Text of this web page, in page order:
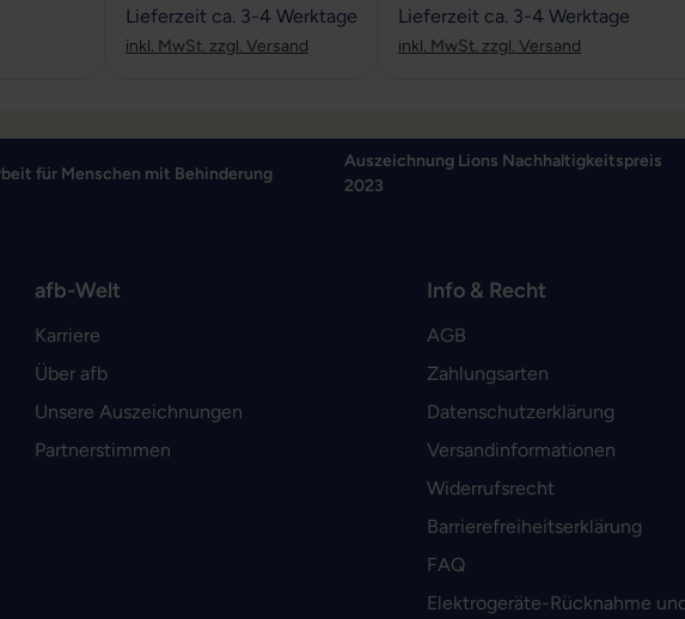
Lieferzeit ca. 3-4 Werktage
inkl. MwSt. zzgl. Versand
Lieferzeit ca. 3-4 Werktage
inkl. MwSt. zzgl. Versand
für Menschen mit Behinderung
Auszeichnung Lions Nachhaltigkeitspreis
2023
afb-Welt
Karriere
Über afb
Unsere Auszeichnungen
Partnerstimmen
Info & Recht
AGB
Zahlungsarten
Datenschutzerklärung
Versandinformationen
Widerrufsrecht
Barrierefreiheitserklärung
FAQ
Elektrogeräte-Rücknahme